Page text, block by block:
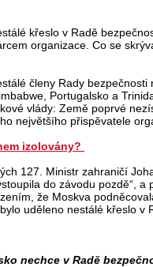
křeslo v Radě
organizace. Co se
členy Rady bezpečnosti
Portugalsko a
vlády: Země poprvé
největšího přispěvatele
izolovány?
127. Ministr zahraničí
do závodu pozdě“, a
že Moskva
uděleno nestálé křeslo v
nechce v Radě